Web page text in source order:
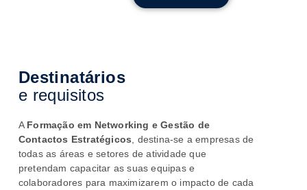
Destinatários
e requisitos
A Formação em Networking e Gestão de
Contactos Estratégicos , destina-se a empresas de
todas as áreas e setores de atividade que
pretendam capacitar as suas equipas e
colaboradores para maximizarem o impacto de cada